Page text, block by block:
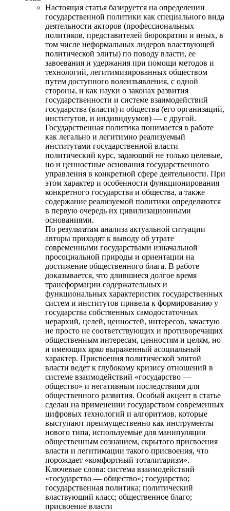
Настоящая статья базируется на определении
государственной политики как специального вида
деятельности акторов (профессиональных
политиков, представителей бюрократии и иных, в
том числе неформальных лидеров властвующей
политической элиты) по поводу власти, ее
завоевания и удержания при помощи методов и
технологий, легитимизированных обществом
путем доступного волеизъявления, с одной
стороны, и как науки о законах развития
государственности и системе взаимодействий
государства (власти) и общества (его организаций,
институтов, и индивидуумов) — с другой.
Государственная политика понимается в работе
как легально и легитимно реализуемый
институтами государственной власти
политический курс, задающий не только целевые,
но и ценностные основания государственного
управления в конкретной сфере деятельности. При
этом характер и особенности функционирования
конкретного государства и общества, а также
содержание реализуемой политики определяются
в первую очередь их цивилизационными
основаниями.
По результатам анализа актуальной ситуации
авторы приходят к выводу об утрате
современными государствами изначальной
просоциальной природы и ориентации на
достижение общественного блага. В работе
доказывается, что длившиеся долгое время
трансформации содержательных и
функциональных характеристик государственных
систем и институтов привела к формированию у
государства собственных самодостаточных
иерархий, целей, ценностей, интересов, зачастую
не просто не соответствующих и противоречащих
общественным интересам, ценностям и целям, но
и имеющих ярко выраженный асоциальный
характер. Присвоения политической элитой
власти ведет к глубокому кризису отношений в
системе взаимодействий «государство —
общество» и негативным последствиям для
общественного развития. Особый акцент в статье
сделан на применении государством современных
цифровых технологий и алгоритмов, которые
выступают преимущественно как инструменты
нового типа, используемые для манипуляции
общественным сознанием, скрытого присвоения
власти и легитимации такого присвоения, что
порождает «комфортный тоталитаризм».
Ключевые слова: система взаимодействий
«государство — общество»; государство;
государственная политика; политический
властвующий класс; общественное благо;
присвоение власти